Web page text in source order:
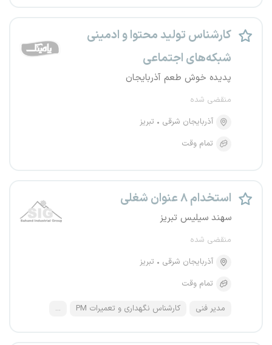
کارشناس تولید محتوا و ادمینی
شبکه‌های اجتماعی
پدیده خوش طعم آذربایجان
منقضی شده
آذربایجان شرقی
تبریز
تمام وقت
استخدام ۸ عنوان شغلی
سهند سیلیس تبریز
منقضی شده
آذربایجان شرقی
تبریز
تمام وقت
مدیر فنی کارشناس نگهداری و تعمیرات PM ...